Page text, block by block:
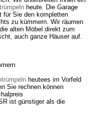
heute. Die Garage
für Sie den kompletten
zu kümmern. Wir räumen
alten Möbel direkt zum
auch ganze Häuser auf.
heutees im Vorfeld
Sie rechnen können
ist günstiger als die